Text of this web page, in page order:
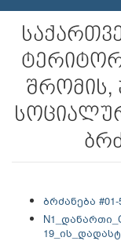
შრომის,
ბრძანება #01-